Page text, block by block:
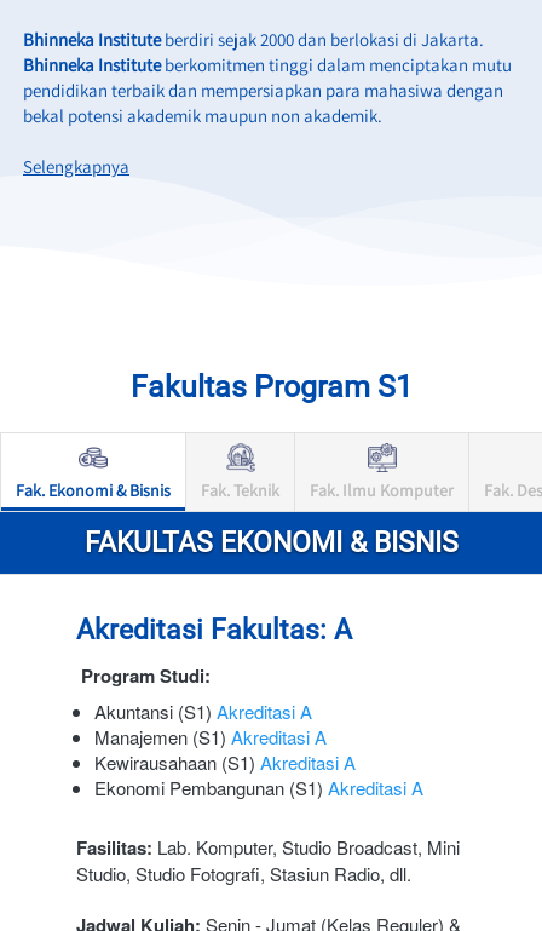
Bhinneka Institute
Bhinneka Institute berkomitmen tinggi dalam menciptakan mutu
pendidikan terbaik dan mempersiapkan para mahasiwa dengan
bekal potensi akademik maupun non akademik.
Selengkapnya
Fakultas Program S1
Fak. Ekonomi & Bisnis Fak. Teknik Fak. Ilmu Komputer Fak.
FAKULTAS EKONOMI & BISNIS
Akreditasi Fakultas: A
Program Studi:
Akuntansi (S1) Akreditasi A
Manajemen (S1) Akreditasi A
Kewirausahaan (S1) Akreditasi A
Ekonomi Pembangunan (S1) Akreditasi A
Fasilitas: Lab. Komputer, Studio Broadcast, Mini
Studio, Studio Fotografi, Stasiun Radio, dll.
Jadwal Kuliah: Senin - Jumat (Kelas Reguler) &